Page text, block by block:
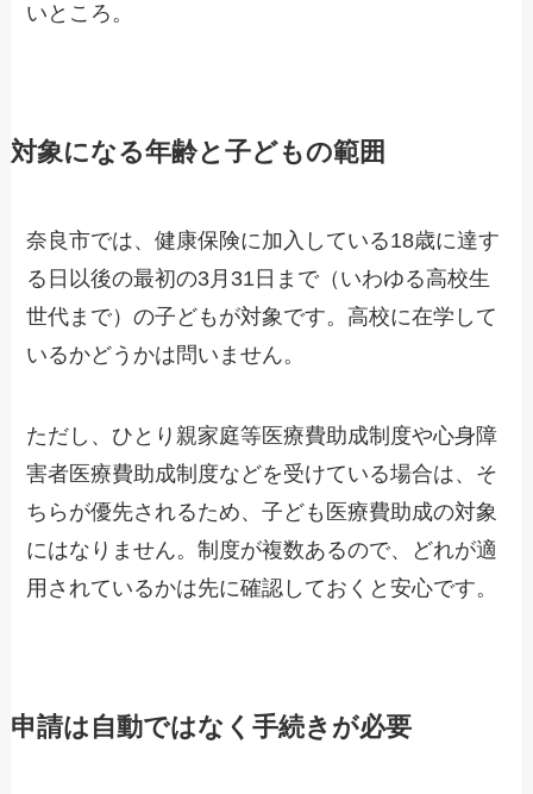
いところ。
対象になる年齢と子どもの範囲
奈良市では、健康保険に加入している18歳に達す
る日以後の最初の3月31日まで（いわゆる高校生
世代まで）の子どもが対象です。高校に在学して
いるかどうかは問いません。
ただし、ひとり親家庭等医療費助成制度や心身障
害者医療費助成制度などを受けている場合は、そ
ちらが優先されるため、子ども医療費助成の対象
にはなりません。制度が複数あるので、どれが適
用されているかは先に確認しておくと安心です。
申請は自動ではなく手続きが必要